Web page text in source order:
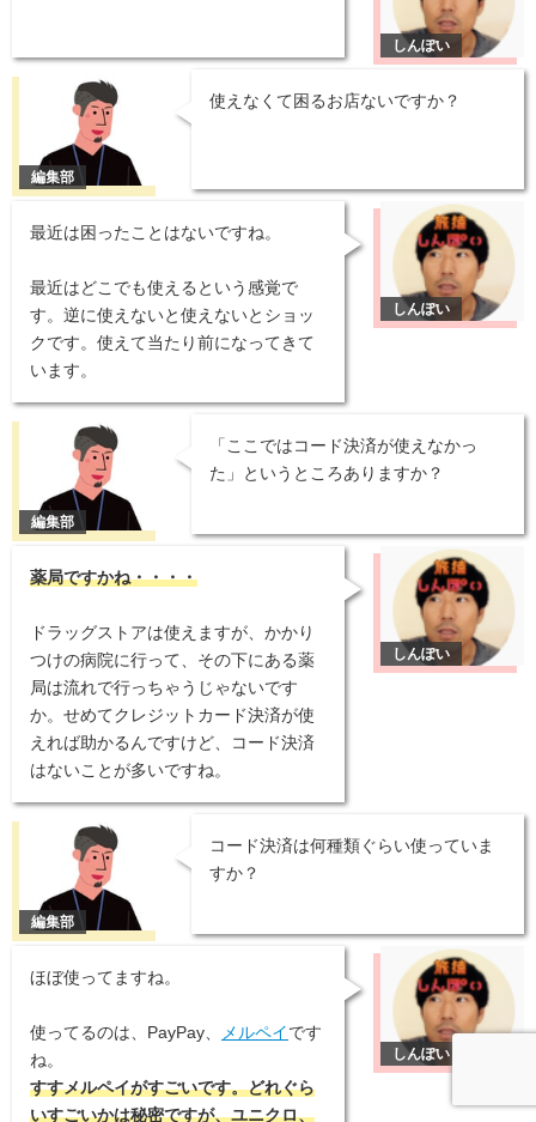
使えなくて困るお店ないですか？
最近は困ったことはないですね。
最近はどこでも使えるという感覚で
す。逆に使えないと使えないとショッ
クです。使えて当たり前になってきて
います。
「ここではコード決済が使えなかっ
た」というところありますか？
薬局ですかね・・・・
ドラッグストアは使えますが、かかり
つけの病院に行って、その下にある薬
局は流れで行っちゃうじゃないです
か。せめてクレジットカード決済が使
えれば助かるんですけど、コード決済
はないことが多いですね。
コード決済は何種類ぐらい使っていま
すか？
ほぼ使ってますね。
使ってるのは、PayPay、 メルペイです
ね。
すすメルペイがすごいです。どれぐら
いすごいかは秘密ですが、ユニクロ、